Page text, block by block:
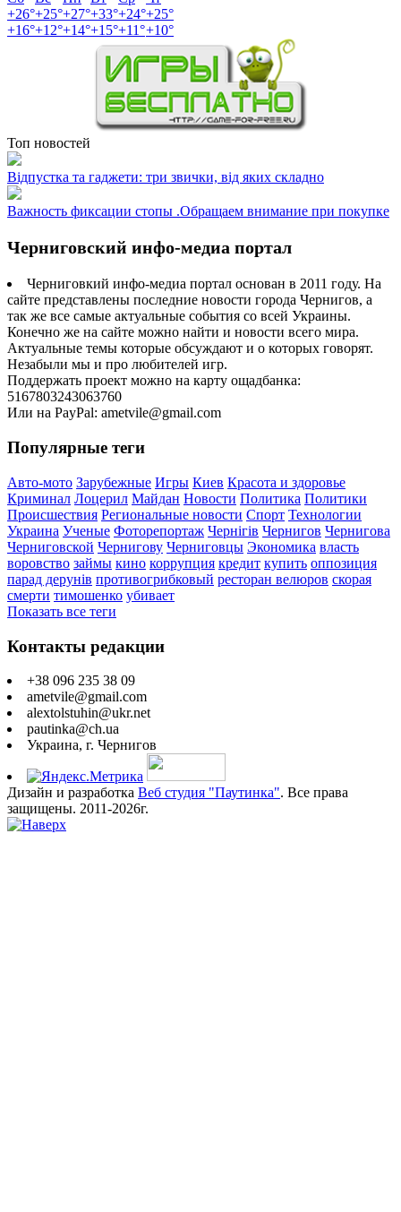
+26°+25°+27°+33°+24°+25°
+16°+12°+14°+15°+11°+10°
Топ новостей
Відпустка та гаджети: три звички, від яких складно
Важность фиксации стопы .Обращаем внимание при покупке
Черниговский инфо-медиа портал
Черниговкий инфо-медиа портал основан в 2011 году. На
сайте представлены последние новости города Чернигов, а
так же все самые актуальные события со всей Украины.
Конечно же на сайте можно найти и новости всего мира.
Актуальные темы которые обсуждают и о которых говорят.
Незабыли мы и про любителей игр.
Поддержать проект можно на карту ощадбанка:
5167803243063760
Или на PayPal: ametvile@gmail.com
Популярные теги
Авто-мото Зарубежные Игры Киев Красота и здоровье
Криминал Лоцерил Майдан Новости Политика Политики
Происшествия Региональные новости Спорт Технологии
Украина Ученые Фоторепортаж Чернігів Чернигов Чернигова
Черниговской Чернигову Черниговцы Экономика власть
воровство займы кино коррупция кредит купить оппозиция
парад дерунів противогрибковый ресторан велюров скорая
смерти тимошенко убивает
Показать все теги
Контакты редакции
+38 096 235 38 09
ametvile@gmail.com
alextolstuhin@ukr.net
pautinka@ch.ua
Украина, г. Чернигов
Дизайн и разработка Веб студия "Паутинка". Все права
защищены. 2011-2026г.